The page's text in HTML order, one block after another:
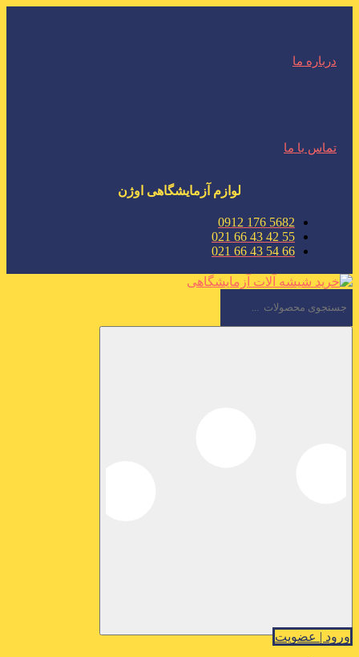
درباره ما
تماس با ما
لوازم آزمایشگاهی اوژن
5682 176 0912
55 42 43 66 021
66 54 43 66 021
ورود | عضویت